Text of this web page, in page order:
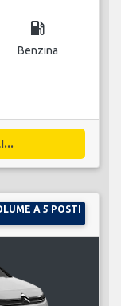
local_gas_station
Benzina
A 5 POSTI